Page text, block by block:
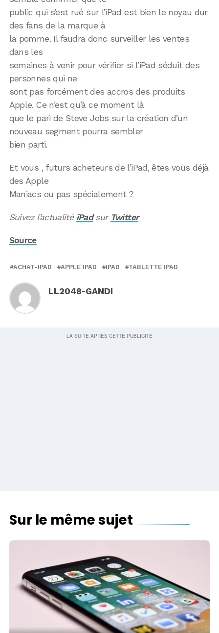
public qui s’est rué sur l’iPad est bien le noyau dur
des fans de la marque à
la pomme. Il faudra donc surveiller les ventes
dans les
semaines à venir pour vérifier si l’iPad séduit des
personnes qui ne
sont pas forcément des accros des produits
Apple. Ce n’est qu’à ce moment là
que le pari de Steve Jobs sur la création d’un
nouveau segment pourra sembler
bien parti.
Et vous , futurs acheteurs de l’iPad, êtes vous déjà
des Apple
Maniacs ou pas spécialement ?
Suivez l’actualité iPadsur Twitter
Source
ACHAT-IPAD APPLE IPAD IPAD TABLETTE IPAD
LL2048-GANDI
Sur le même sujet